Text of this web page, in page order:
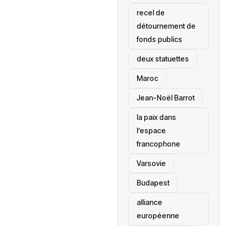
recel de
détournement de
fonds publics
deux statuettes
Maroc
Jean-Noël Barrot
la paix dans
l’espace
francophone
‎Varsovie
Budapest
alliance
européenne